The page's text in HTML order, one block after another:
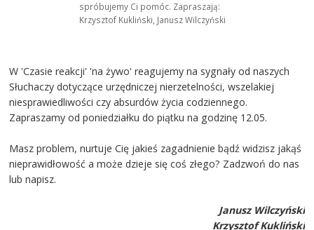
spróbujemy Ci pomóc. Zapraszają:
Krzysztof Kukliński, Janusz Wilczyński
W 'Czasie reakcji' 'na żywo' reagujemy na sygnały od naszych
Słuchaczy dotyczące urzędniczej nierzetelności, wszelakiej
niesprawiedliwości czy absurdów życia codziennego.
Zapraszamy od poniedziałku do piątku na godzinę 12.05.
Masz problem, nurtuje Cię jakieś zagadnienie bądź widzisz jakąś
nieprawidłowość a może dzieje się coś złego? Zadzwoń do nas
lub napisz.
Janusz Wilczyński
Krzysztof Kukliński